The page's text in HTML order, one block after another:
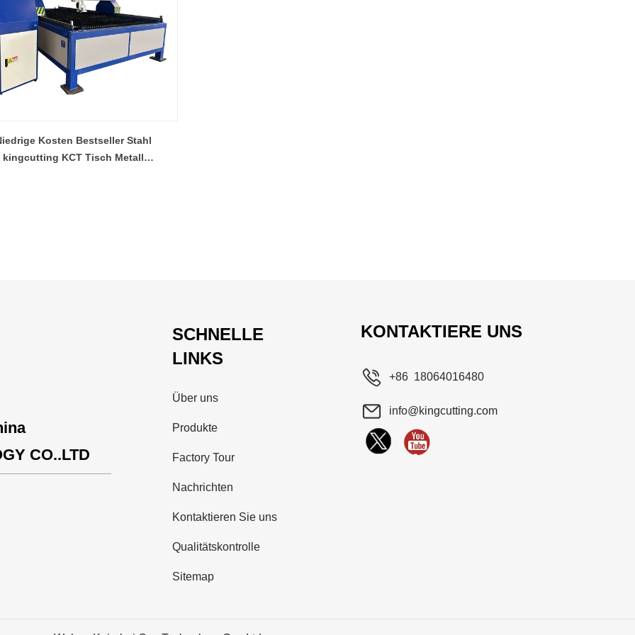
Kosten Bestseller Stahl
kingcutting KCT Tisch Metall
CO..LTD
SCHNELLE
LINKS
Über uns
Produkte
Factory Tour
Nachrichten
Kontaktieren Sie uns
Qualitätskontrolle
Sitemap
KONTAKTIERE UNS
+86 18064016480
info@kingcutting.com